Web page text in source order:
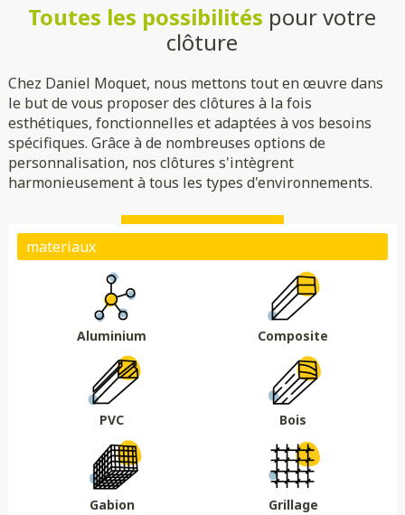
Toutes les possibilités pour votre
clôture
Chez Daniel Moquet, nous mettons tout en œuvre dans
le but de vous proposer des clôtures à la fois
esthétiques, fonctionnelles et adaptées à vos besoins
spécifiques. Grâce à de nombreuses options de
personnalisation, nos clôtures s'intègrent
harmonieusement à tous les types d'environnements.
Aluminium Composite
PVC Bois
Gabion Grillage
Plein
Essences de bois
Coloris au choix
DMC 301
DMC 303 B
DMC 304
DMC 305
Barrière acoustique
Tour piscine
Couvertine